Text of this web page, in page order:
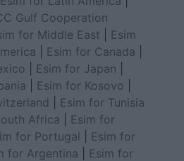
Gulf Cooperation
for Middle East
Esim
Esim for Canada
Esim for Japan
Esim for Kosovo
Esim for Tunisia
Africa
Esim for
for Portugal
Esim for
for Argentina
Esim for